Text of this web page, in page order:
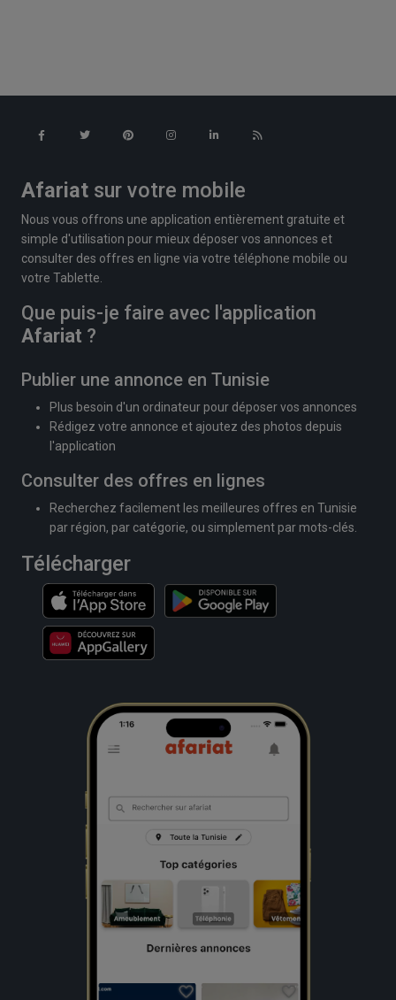
Afariat sur votre mobile
Nous vous offrons une application entièrement gratuite et
simple d'utilisation pour mieux déposer vos annonces et
consulter des offres en ligne via votre téléphone mobile ou
votre Tablette.
Que puis-je faire avec l'application
Afariat ?
Publier une annonce en Tunisie
Plus besoin d'un ordinateur pour déposer vos annonces
Rédigez votre annonce et ajoutez des photos depuis
l'application
Consulter des offres en lignes
Recherchez facilement les meilleures offres en Tunisie
par région, par catégorie, ou simplement par mots-clés.
Télécharger